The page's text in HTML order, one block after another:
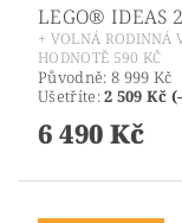
LEGO® IDEAS
+ VOLNÁ RODINNÁ
HODNOTĚ 590 KČ
Původně: 8 999 Kč
Ušetříte:2 509 Kč
6 490 Kč